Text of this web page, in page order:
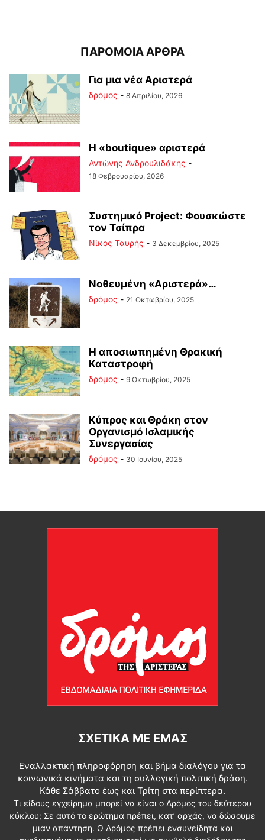
ΠΑΡΟΜΟΙΑ ΑΡΘΡΑ
Για μια νέα Αριστερά
δρόμος - 8 Απριλίου, 2026
Η «boutique» αριστερά
Αντώνης Ανδρουλιδάκης -
18 Φεβρουαρίου, 2026
Συστημικό Project: Φουσκώστε
τον Τσίπρα
Νίκος Ταυρής - 3 Δεκεμβρίου, 2025
Νοθευμένη «Αριστερά»…
δρόμος - 21 Οκτωβρίου, 2025
Η αποσιωπημένη Θρακική
Καταστροφή
δρόμος - 9 Οκτωβρίου, 2025
Κύπρος και Θράκη στον
Οργανισμό Ισλαμικής
Συνεργασίας
δρόμος - 30 Ιουνίου, 2025
ΣΧΕΤΙΚΆ ΜΕ ΕΜΆΣ
Εναλλακτική πληροφόρηση και βήμα διαλόγου για τα
κοινωνικά κινήματα και τη συλλογική πολιτική δράση.
Κάθε Σάββατο έως και Τρίτη στα περίπτερα.
Τι είδους εγχείρημα μπορεί να είναι ο Δρόμος του δεύτερου
κύκλου; Σε αυτό το ερώτημα πρέπει, κατ’ αρχάς, να δώσουμε
μιαν απάντηση. Ο Δρόμος πρέπει ενσυνείδητα και